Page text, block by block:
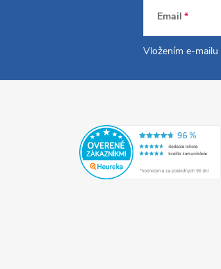
Email
Vložením e-mailu